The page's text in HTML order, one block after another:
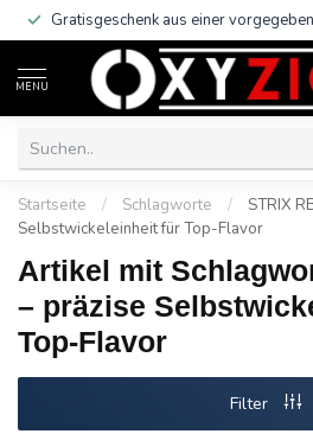
Gratisgeschenk aus einer
MENU
Startseite / Schlagworte /
STRIX
Selbstwickeleinheit für Top-Flavor
Artikel mit
– präzise
Top-Flavor
Filter